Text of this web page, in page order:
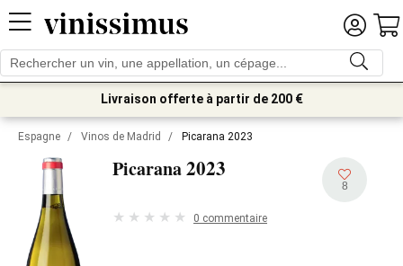
Livraison offerte à partir de 200 €
Espagne / Vinos de Madrid / Picarana 2023
Picarana2023
8
0 commentaire